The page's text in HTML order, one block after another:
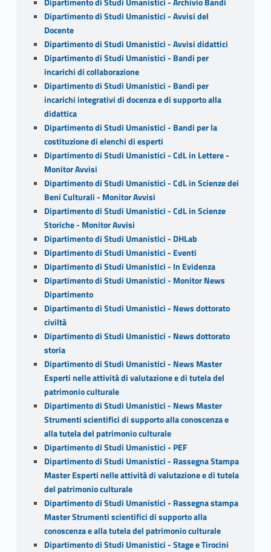
Dipartimento di Studi Umanistici - Avvisi del
Docente
Dipartimento di Studi Umanistici - Avvisi didattici
Dipartimento di Studi Umanistici - Bandi per
incarichi di collaborazione
Dipartimento di Studi Umanistici - Bandi per
incarichi integrativi di docenza e di supporto alla
didattica
Dipartimento di Studi Umanistici - Bandi per la
costituzione di elenchi di esperti
Dipartimento di Studi Umanistici - CdL in Lettere -
Monitor Avvisi
Dipartimento di Studi Umanistici - CdL in Scienze dei
Beni Culturali - Monitor Avvisi
Dipartimento di Studi Umanistici - CdL in Scienze
Storiche - Monitor Avvisi
Dipartimento di Studi Umanistici - DHLab
Dipartimento di Studi Umanistici - Eventi
Dipartimento di Studi Umanistici - In Evidenza
Dipartimento di Studi Umanistici - Monitor News
Dipartimento
Dipartimento di Studi Umanistici - News dottorato
civiltà
Dipartimento di Studi Umanistici - News dottorato
storia
Dipartimento di Studi Umanistici - News Master
Esperti nelle attività di valutazione e di tutela del
patrimonio culturale
Dipartimento di Studi Umanistici - News Master
Strumenti scientifici di supporto alla conoscenza e
alla tutela del patrimonio culturale
Dipartimento di Studi Umanistici - PEF
Dipartimento di Studi Umanistici - Rassegna Stampa
Master Esperti nelle attività di valutazione e di tutela
del patrimonio culturale
Dipartimento di Studi Umanistici - Rassegna stampa
Master Strumenti scientifici di supporto alla
conoscenza e alla tutela del patrimonio culturale
Dipartimento di Studi Umanistici - Stage e Tirocini